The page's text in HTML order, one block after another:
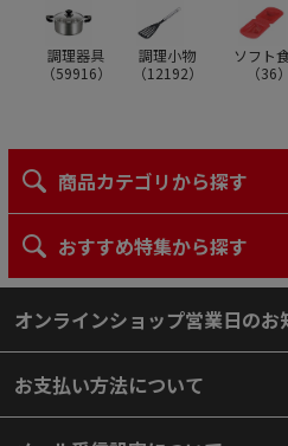
調理器具
（59916）
調理小物
（12192）
ソフト
（36）
商品カテゴリから探す
おすすめ特集から探す
オンラインショップ営業日のお
お支払い方法について